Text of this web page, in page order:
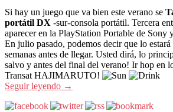
Si hay un juego que va bien este verano se
portátil DX -sur-consola portátil. Tercera
aparecer en la PlayStation Portable de Sony
En julio pasado, podemos decir que lo estará
semanas antes de llegar. Usted dirá, lo
salvo y antes del final del verano! Ir hop en
Transat HAJIMARUTO!
Seguir leyendo →